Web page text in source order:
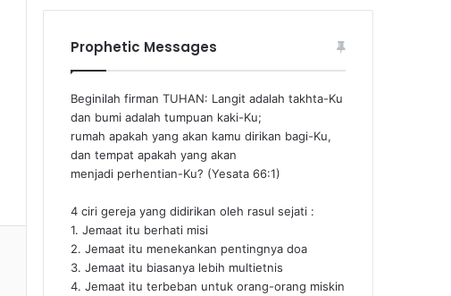
Prophetic Messages
Beginilah firman TUHAN: Langit adalah takhta-Ku
dan bumi adalah tumpuan kaki-Ku;
rumah apakah yang akan kamu dirikan bagi-Ku,
dan tempat apakah yang akan
menjadi perhentian-Ku? (Yesata 66:1) ‪
4 ciri gereja yang didirikan oleh rasul sejati :
1. Jemaat itu berhati misi
2. Jemaat itu menekankan pentingnya doa
3. Jemaat itu biasanya lebih multietnis
4. Jemaat itu terbeban untuk orang-orang miskin